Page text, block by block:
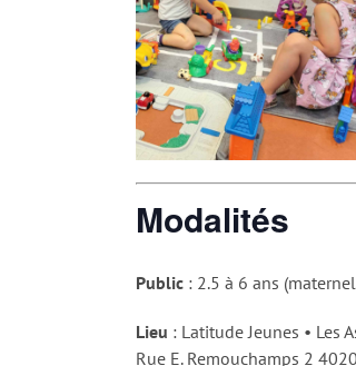
Modalités
Public : 2.5 à 6 ans
Lieu : Latitude Jeunes • Les
Rue E. Remouchamps 2